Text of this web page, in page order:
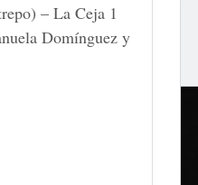
– La Ceja 1
Domínguez y